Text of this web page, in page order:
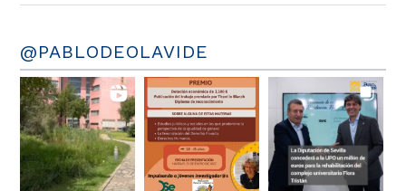
@PABLODEOLAVIDE